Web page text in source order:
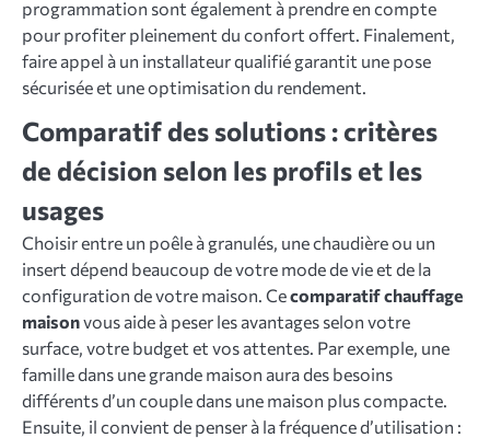
programmation sont également à prendre en compte
pour profiter pleinement du confort offert. Finalement,
faire appel à un installateur qualifié garantit une pose
sécurisée et une optimisation du rendement.
Comparatif des solutions : critères
de décision selon les profils et les
usages
Choisir entre un poêle à granulés, une chaudière ou un
insert dépend beaucoup de votre mode de vie et de la
configuration de votre maison. Cecomparatif chauffage
maisonvous aide à peser les avantages selon votre
surface, votre budget et vos attentes. Par exemple, une
famille dans une grande maison aura des besoins
différents d’un couple dans une maison plus compacte.
Ensuite, il convient de penser à la fréquence d’utilisation :